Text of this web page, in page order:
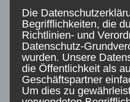
Die
Begrifflichkeiten, die
Richtlinien- und
Datenschutz-
wurden. Unsere
die Öffentlichkeit als
Geschäftspartner
Um dies zu